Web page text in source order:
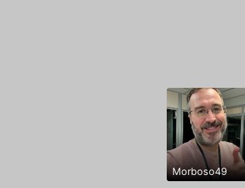
Morboso49